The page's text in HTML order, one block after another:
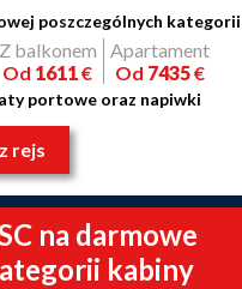
poszczególnych kategorii
Z balkonem
Od 1611€
Apartament
Od 7435€
portowe oraz napiwki
rejs
na darmowe
kabiny